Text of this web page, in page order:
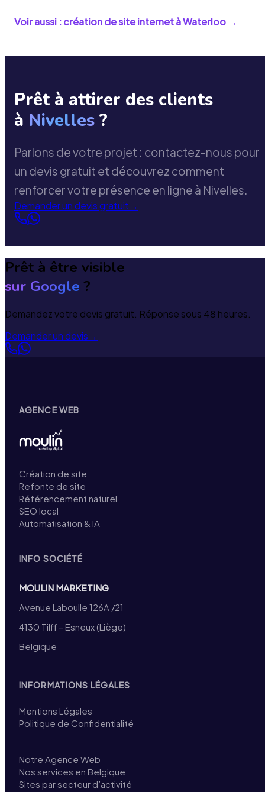
Voir aussi : création de site internet àWaterloo →
Prêt à attirer des clients
à Nivelles ?
Parlons de votre projet : contactez-nous pour
un devis gratuit et découvrez comment
renforcer votre présence en ligne à Nivelles.
Demander un devis gratuit→
Prêt à être visible
sur Google ?
Demandez votre devis gratuit. Réponse sous 48 heures.
Demander un devis→
AGENCE WEB
Création de site
Refonte de site
Référencement naturel
SEO local
Automatisation & IA
INFO SOCIÉTÉ
MOULIN MARKETING
Avenue Laboulle 126A /21
4130 Tilff – Esneux (Liège)
Belgique
INFORMATIONS LÉGALES
Mentions Légales
Politique de Confidentialité
Notre Agence Web
Nos services en Belgique
Sites par secteur d’activité